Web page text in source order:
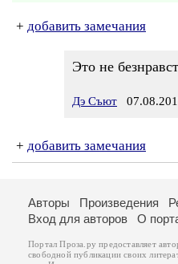
+ добавить замечания
Это не
Дэ Съют
+ добавить замечания
Авторы Произведения
Вход для авторов
О
Портал Проза.ру предоставляет
свободной публикации своих